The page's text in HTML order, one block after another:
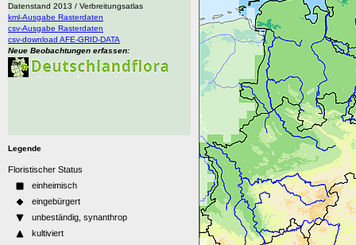
Datenstand 2013 / Verbreitungsatlas
kml-Ausgabe Rasterdaten
csv-Ausgabe Rasterdaten
csv-download AFE-GRID-DATA
Neue Beobachtungen erfassen:
Legende